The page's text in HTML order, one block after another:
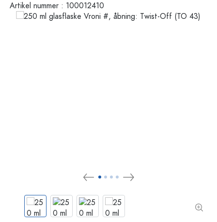
Artikel nummer : 100012410